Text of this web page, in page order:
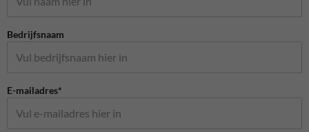
Bedrijfsnaam
E-mailadres*